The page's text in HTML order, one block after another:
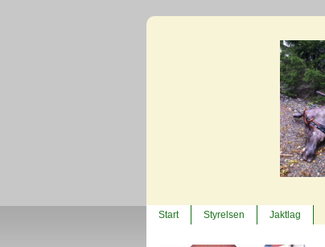
Start Styrelsen Jaktlag